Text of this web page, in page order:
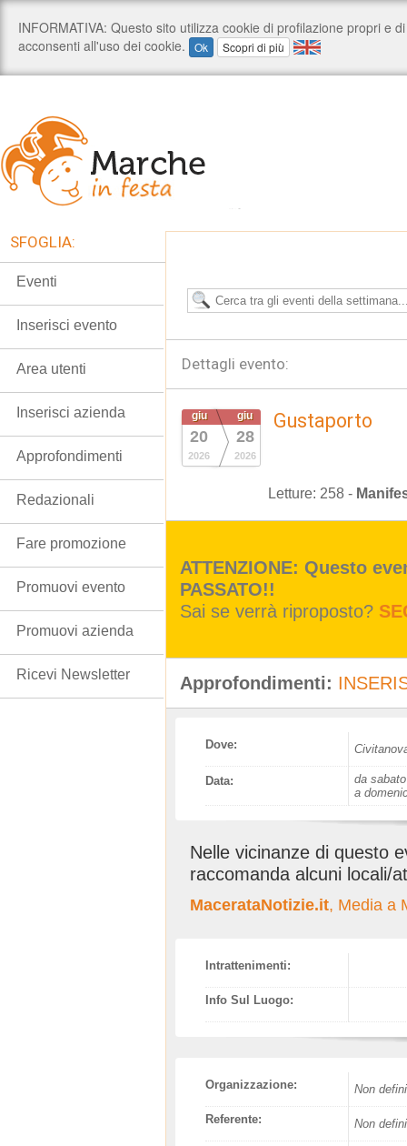
Dettagli evento:
giu
20
2026
giu
28
2026
Gustaporto
Letture: 258 -
ATTENZIONE: Questo
PASSATO!!
Sai se verrà riproposto?
Approfondimenti:
Dove:
Data:
da
a
Nelle vicinanze di questo
raccomanda alcuni locali/
MacerataNotizie.it, Media a
Intrattenimenti:
Info Sul Luogo:
Organizzazione: Non
Referente: Non
SFOGLIA:
Eventi
Inserisci evento
Area utenti
Inserisci azienda
Approfondimenti
Redazionali
Fare promozione
Promuovi evento
Promuovi azienda
Ricevi Newsletter